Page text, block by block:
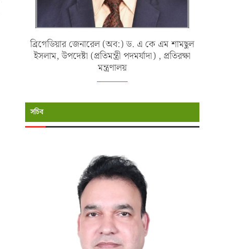
বাংলাদেশ বিমান বাহিনীর ১৩১ তম জুনিয়র
কমান্ড ও...
জুন ৯, ২০২৬
জাতীয় হকি ও কাবাডির নারী দলের
ব্রিগেডিয়ার জেনারেল (অব:) ড. এ কে এম শামছুল
ইসলাম, উপদেষ্টা (প্রতিমন্ত্রী পদমর্যাদা) , প্রতিরক্ষা
মন্ত্রণালয়
সচিব